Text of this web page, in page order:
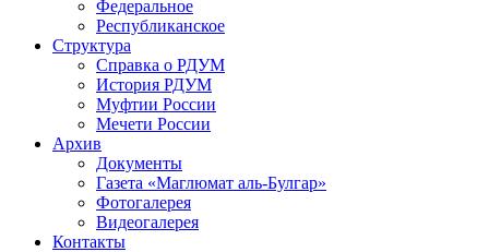
Федеральное
Республиканское
Структура
Справка о РДУМ
История РДУМ
Муфтии России
Мечети России
Архив
Документы
Газета «Маглюмат аль-Булгар»
Фотогалерея
Видеогалерея
Контакты